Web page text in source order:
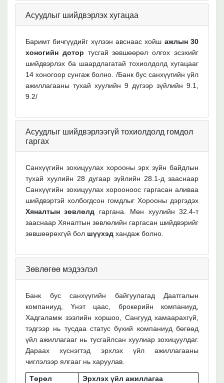
Асуудлыг шийдвэрлэх хугацаа
Баримт бичгүүдийг хүлээн авснаас хойш ажлын 30
хоногийн дотор тусгай зөвшөөрөл олгох эсэхийг
шийдвэрлэх ба шаардлагатай тохиолдолд хугацааг
14 хоногоор сунгаж болно. /Банк бус санхүүгийн үйл
ажиллагааны тухай хуулийн 9 дүгээр зүйлийн 9.1,
9.2/
Асуудлыг шийдвэрлээгүй тохиолдолд гомдол
гаргах
Санхүүгийн зохицуулах хорооны эрх зүйн байдлын
тухай хуулийн 28 дугаар зүйлийн 28.1-д зааснаар
Санхүүгийн зохицуулах хорооноос гаргасан аливаа
шийдвэртэй холбогдсон гомдлыг Хорооны дэргэдэх
Хяналтын зөвлөлд гаргана. Мөн хуулийн 32.4-т
зааснаар Хяналтын зөвлөлийн гаргасан шийдвэрийг
зөвшөөрөхгүй бол шүүхэд хандаж болно.
Зөвлөгөө мэдээлэл
Банк бус санхүүгийн байгуулагад Даатгалын
компаниуд, Үнэт цаас, брокерийн компаниуд,
Хадгаламж зээлийн хоршоо, Сангууд хамаарахгүй,
тэдгээр нь тусдаа статус бүхий компаниуд бөгөөд
үйл ажиллагааг нь тусгайлсан хуулиар зохицуулдаг.
Дараах хүснэгтэд эрхлэх үйл ажиллагааны
чиглэлээр ялгааг нь харуулав.
Төрөл Эрхлэх үйл ажиллагаа